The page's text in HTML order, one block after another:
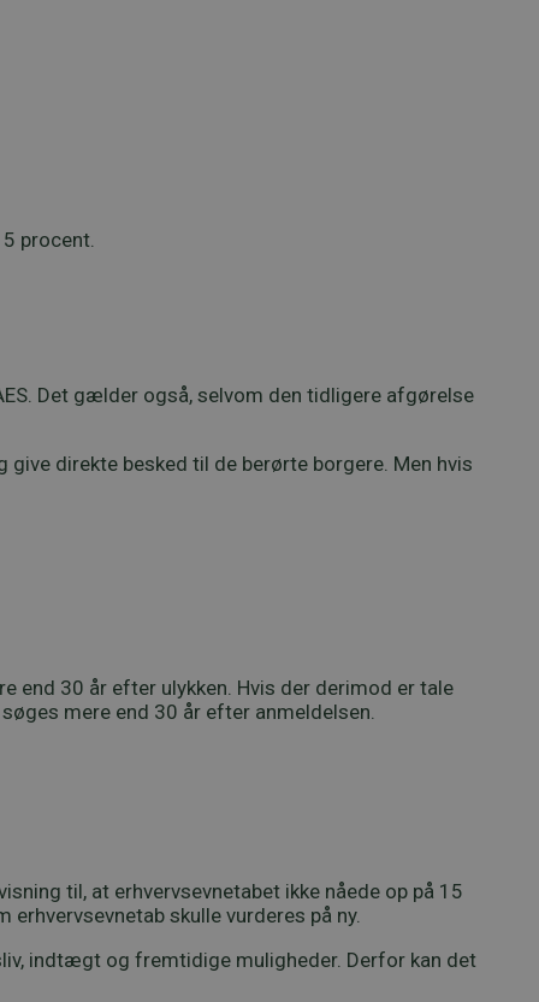
procent.
Det gælder også, selvom den tidligere afgørelse
direkte besked til de berørte borgere. Men hvis
end 30 år efter ulykken. Hvis der derimod er tale
mere end 30 år efter anmeldelsen.
til, at erhvervsevnetabet ikke nåede op på 15
skulle vurderes på ny.
indtægt og fremtidige muligheder. Derfor kan det